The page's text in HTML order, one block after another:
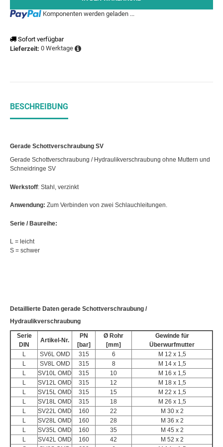
Loading...
Komponenten werden geladen ...
Sofort verfügbar
Lieferzeit: 0 Werktage
BESCHREIBUNG
Gerade Schottverschraubung SV
Gerade Schottverschraubung / Hydraulikverschraubung ohne Muttern und
Schneidringe SV
Werkstoff: Stahl, verzinkt
Anwendung: Zum Verbinden von zwei Schlauchleitungen.
Serie / Baureihe:
L = leicht
S = schwer
Detaillierte Daten gerade Schottverschraubung /
Hydraulikverschraubung
Serie
DIN
Artikel-Nr.
PN
[bar]
Ø Rohr
[mm]
Gewinde für
Überwurfmutter
L
SV6L OMD 315 6
M 12 x 1,5
L
SV8L OMD 315 8
M 14 x 1,5
L
SV10L OMD 315 10
M 16 x 1,5
L
SV12L OMD 315 12
M 18 x 1,5
L
SV15L OMD 315 15
M 22 x 1,5
L
SV18L OMD 315 18
M 26 x 1,5
L
SV22L OMD 160 22
M 30 x 2
L
SV28L OMD 160 28
M 36 x 2
L
SV35L OMD 160 35
M 45 x 2
L
SV42L OMD 160 42
M 52 x 2